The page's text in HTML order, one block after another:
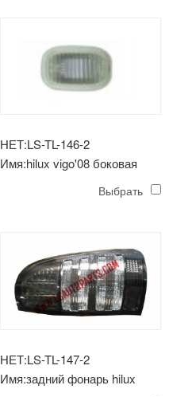
НЕТ:LS-TL-146-2
Имя:hilux vigo'08 боковая
Выбрать
НЕТ:LS-TL-147-2
Имя:задний фонарь hilux